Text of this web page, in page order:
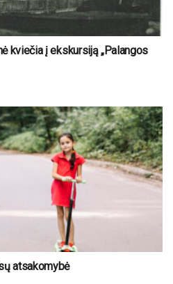
kviečia į ekskursiją „Palangos
atsakomybė